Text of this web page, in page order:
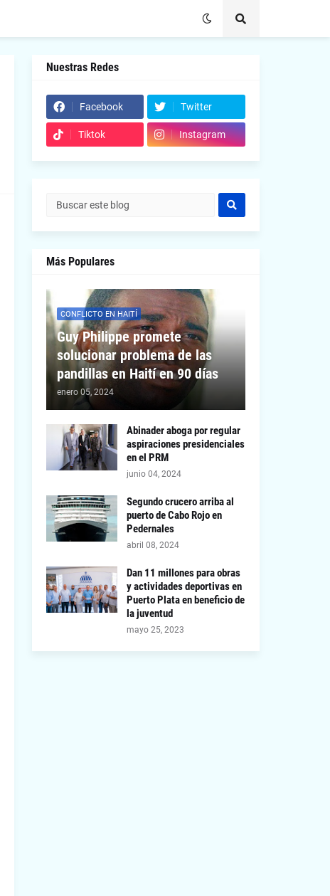
Nuestras Redes
Facebook Twitter
Tiktok Instagram
Más Populares
CONFLICTO EN HAITÍ
Guy Philippe promete
solucionar problema de las
pandillas en Haití en 90 días
enero 05, 2024
Abinader aboga por regular
aspiraciones presidenciales
en el PRM
junio 04, 2024
Segundo crucero arriba al
puerto de Cabo Rojo en
Pedernales
abril 08, 2024
Dan 11 millones para obras
y actividades deportivas en
Puerto Plata en beneficio de
la juventud
mayo 25, 2023